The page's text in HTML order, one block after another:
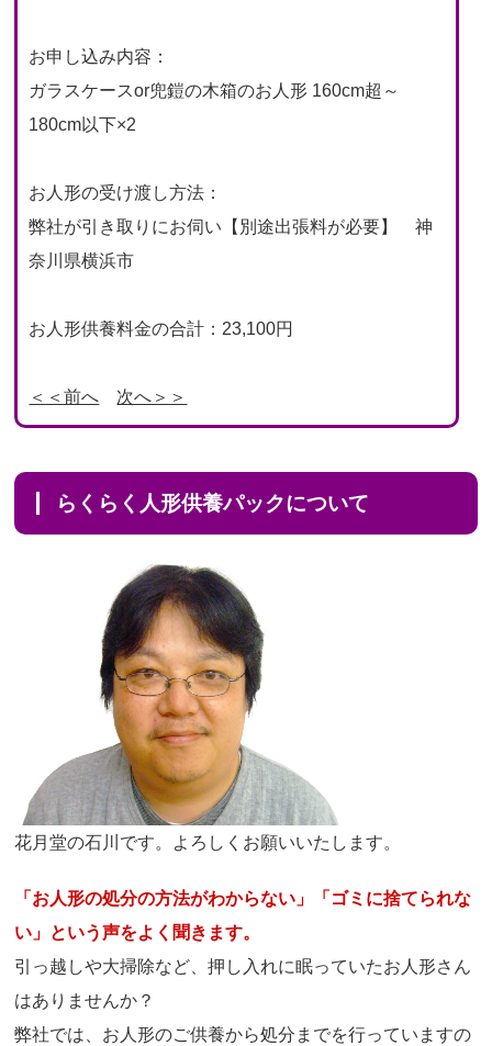
お申し込み内容：
ガラスケースor兜鎧の木箱のお人形 160cm超～
180cm以下×2
お人形の受け渡し方法：
弊社が引き取りにお伺い【別途出張料が必要】 神
奈川県横浜市
お人形供養料金の合計：23,100円
＜＜前へ 次へ＞＞
らくらく人形供養パックについて
花月堂の石川です。よろしくお願いいたします。
「お人形の処分の方法がわからない」「ゴミに捨てられな
い」という声をよく聞きます。
引っ越しや大掃除など、押し入れに眠っていたお人形さん
はありませんか？
弊社では、お人形のご供養から処分までを行っていますの